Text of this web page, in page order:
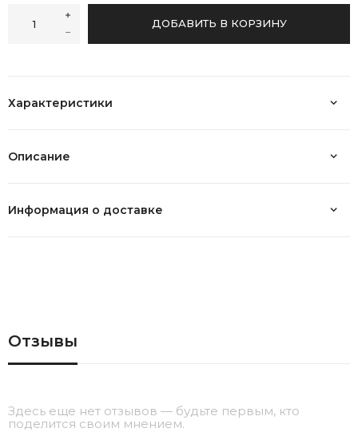
ДОБАВИТЬ В КОРЗИНУ
Характеристики
Описание
Информация о доставке
Отзывы
Здесь еще нет отзывов — будьте первым, кто
поделится своим мнением.